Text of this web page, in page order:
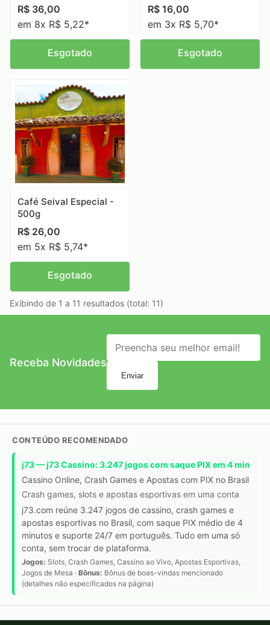
R$ 36,00
em 8x R$ 5,22*
Esgotado
R$ 16,00
em 3x R$ 5,70*
Esgotado
Café Seival Especial -
500g
R$ 26,00
em 5x R$ 5,74*
Esgotado
Exibindo de 1 a 11 resultados (total: 11)
Receba Novidades
Enviar
CONTEÚDO RECOMENDADO
j73 — j73 Cassino: 3.247 jogos com saque PIX em 4 min
Cassino Online, Crash Games e Apostas com PIX no Brasil
Crash games, slots e apostas esportivas em uma conta
j73.com reúne 3.247 jogos de cassino, crash games e
apostas esportivas no Brasil, com saque PIX médio de 4
minutos e suporte 24/7 em português. Tudo em uma só
conta, sem trocar de plataforma.
Jogos: Slots, Crash Games, Cassino ao Vivo, Apostas Esportivas,
Jogos de Mesa · Bônus: Bônus de boas-vindas mencionado
(detalhes não especificados na página)